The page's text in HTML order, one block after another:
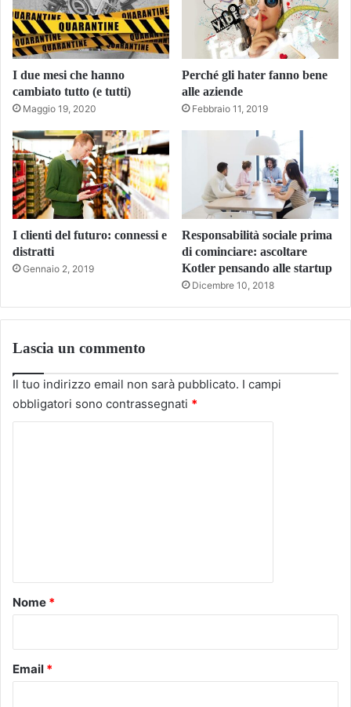
I due mesi che hanno
cambiato tutto (e tutti)
Maggio 19, 2020
Perché gli hater fanno bene
alle aziende
Febbraio 11, 2019
I clienti del futuro: connessi e
distratti
Gennaio 2, 2019
Responsabilità sociale prima
di cominciare: ascoltare
Kotler pensando alle startup
Dicembre 10, 2018
Lascia un commento
Il tuo indirizzo email non sarà pubblicato. I campi
obbligatori sono contrassegnati *
o
Nome *
Email *